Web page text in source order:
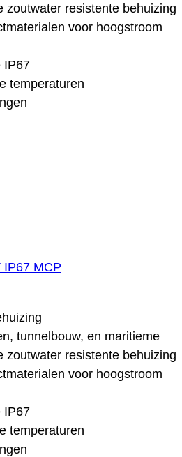
zoutwater resistente behuizing
voor hoogstroom
IP67
temperaturen
IP67 MCP
tunnelbouw, en maritieme
zoutwater resistente behuizing
voor hoogstroom
IP67
temperaturen